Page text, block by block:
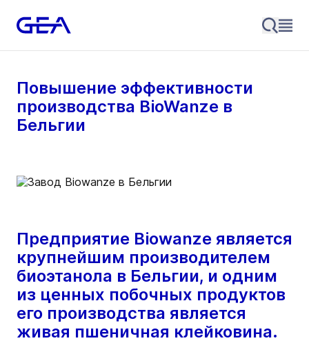
Повышение эффективности
производства BioWanze в
Бельгии
Предприятие Biowanze является
крупнейшим производителем
биоэтанола в Бельгии, и одним
из ценных побочных продуктов
его производства является
живая пшеничная клейковина.